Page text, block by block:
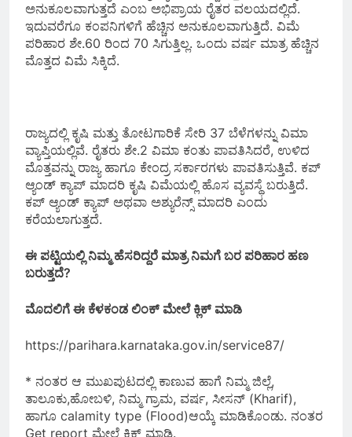
ಅನುಕೂಲವಾಗುತ್ತದೆ ಎಂಬ ಅಭಿಪ್ರಾಯ ರೈತರ ವಲಯದಲ್ಲಿದೆ.
ಇದುವರೆಗೂ ಕಂಪನಿಗಳಿಗೆ ಹೆಚ್ಚಿನ ಅನುಕೂಲವಾಗುತ್ತಿದೆ. ವಿಮೆ
ಪರಿಹಾರ ಶೇ.60 ರಿಂದ 70 ಸಿಗುತ್ತಿಲ್ಲ. ಒಂದು ವರ್ಷ ಮಾತ್ರ ಹೆಚ್ಚಿನ
ಮೊತ್ತದ ವಿಮೆ ಸಿಕ್ಕಿದೆ.
ರಾಜ್ಯದಲ್ಲಿ ಕೃಷಿ ಮತ್ತು ತೋಟಗಾರಿಕೆ ಸೇರಿ 37 ಬೆಳೆಗಳನ್ನು ವಿಮಾ
ವ್ಯಾಪ್ತಿಯಲ್ಲಿವೆ. ರೈತರು ಶೇ.2 ವಿಮಾ ಕಂತು ಪಾವತಿಸಿದರೆ, ಉಳಿದ
ಮೊತ್ತವನ್ನು ರಾಜ್ಯ ಹಾಗೂ ಕೇಂದ್ರ ಸರ್ಕಾರಗಳು ಪಾವತಿಸುತ್ತಿವೆ. ಕಪ್
ಆ್ಯಂಡ್ ಕ್ಯಾಪ್ ಮಾದರಿ ಕೃಷಿ ವಿಮೆಯಲ್ಲಿ ಹೊಸ ವ್ಯವಸ್ಥೆ ಬರುತ್ತಿದೆ.
ಕಪ್ ಆ್ಯಂಡ್ ಕ್ಯಾಪ್ ಅಥವಾ ಅಶ್ಯುರೆನ್ಸ್ ಮಾದರಿ ಎಂದು
ಕರೆಯಲಾಗುತ್ತದೆ.
ಈ ಪಟ್ಟಿಯಲ್ಲಿ ನಿಮ್ಮ ಹೆಸರಿದ್ದರೆ ಮಾತ್ರ ನಿಮಗೆ ಬರ ಪರಿಹಾರ ಹಣ
ಬರುತ್ತದೆ?
ಮೊದಲಿಗೆ ಈ ಕೆಳಕಂಡ ಲಿಂಕ್ ಮೇಲೆ ಕ್ಲಿಕ್ ಮಾಡಿ
https://parihara.karnataka.gov.in/service87/
* ನಂತರ ಆ ಮುಖಪುಟದಲ್ಲಿ ಕಾಣುವ ಹಾಗೆ ನಿಮ್ಮ ಜಿಲ್ಲೆ,
ತಾಲೂಕು,ಹೋಬಳಿ, ನಿಮ್ಮ ಗ್ರಾಮ, ವರ್ಷ, ಸೀಸನ್ (Kharif),
ಹಾಗೂ calamity type (Flood)ಆಯ್ಕೆ ಮಾಡಿಕೊಂಡು. ನಂತರ
Get report ಮೇಲೆ ಕ್ಲಿಕ್ ಮಾಡಿ.